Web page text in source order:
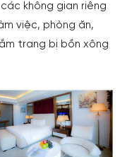
không gian riêng
việc, phòng ăn,
trang bị bồn xông